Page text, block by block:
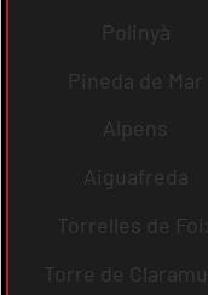
Polinyà
Pineda de Mar
Alpens
Aiguafreda
Torrelles de
Torre de